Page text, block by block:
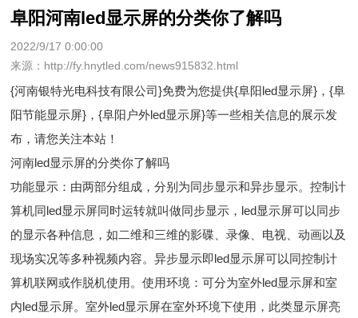
阜阳河南led显示屏的分类你了解吗
2022/9/17 0:00:00
来源：http://fy.hnytled.com/news915832.html
{河南银特光电科技有限公司}免费为您提供{阜阳led显示屏} ，{阜
阳节能显示屏}，{阜阳户外led显示屏}等一些相关信息的展示发
布，请您关注本站！
河南led显示屏的分类你了解吗
功能显示：由两部分组成，分别为同步显示和异步显示。控制计
算机同led显示屏同时运转就叫做同步显示，led显示屏可以同步
的显示各种信息，如二维和三维的影碟、录像、电视、动画以及
现场实况等多种视频内容。异步显示即led显示屏可以同控制计
算机联网或作脱机使用。使用环境：可分为室外led显示屏和室
内led显示屏。室外led显示屏在室外环境下使用，此类显示屏亮